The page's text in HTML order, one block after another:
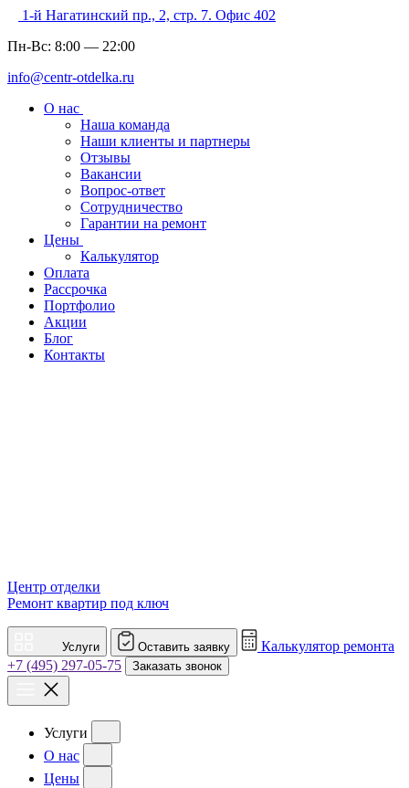
1-й Нагатинский пр., 2, стр. 7. Офис 402
Пн-Вс: 8:00 — 22:00
info@centr-otdelka.ru
О нас
Наша команда
Наши клиенты и партнеры
Отзывы
Вакансии
Вопрос-ответ
Сотрудничество
Гарантии на ремонт
Цены
Калькулятор
Оплата
Рассрочка
Портфолио
Акции
Блог
Контакты
Центр отделки
Ремонт квартир под ключ
Услуги Оставить заявку
Калькулятор ремонта
+7 (495) 297-05-75
Заказать звонок
Услуги
О нас
Цены